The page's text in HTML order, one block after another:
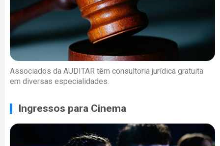
Associados da AUDITAR têm consultoria jurídica gratuita
em diversas especialidades.
Ingressos para Cinema